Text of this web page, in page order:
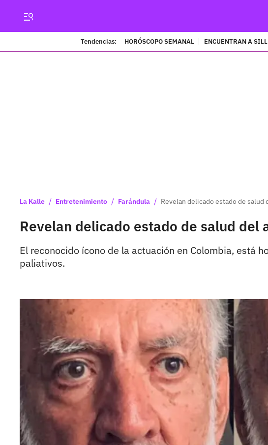
Tendencias: HORÓSCOPO SEMANAL ENCUENTRAN A
La Kalle / Entretenimiento / Farándula / Revelan delicado estado de
Revelan delicado estado de salud
El reconocido ícono de la actuación en Colombia, está
paliativos.